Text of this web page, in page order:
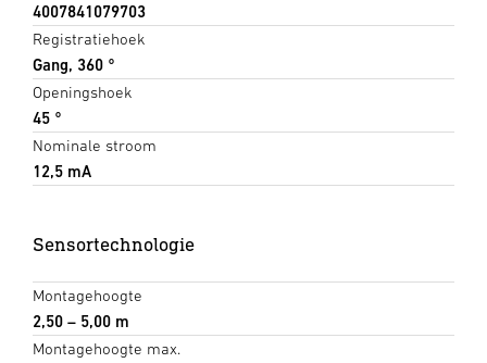
4007841079703
Registratiehoek
Gang, 360 °
Openingshoek
45 °
Nominale stroom
12,5 mA
Sensortechnologie
Montagehoogte
2,50 – 5,00 m
Montagehoogte max.